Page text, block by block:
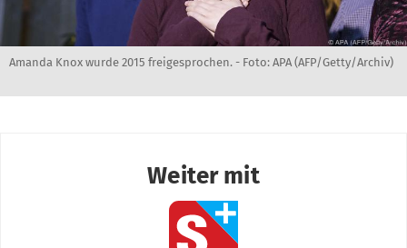
Amanda Knox wurde 2015 freigesprochen. - Foto: APA (AFP/Getty/Archiv)